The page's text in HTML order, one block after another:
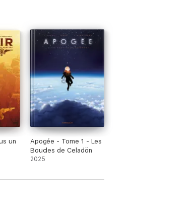
un
Apogée - Tome 1 - Les
Boucles de Celadön
2025